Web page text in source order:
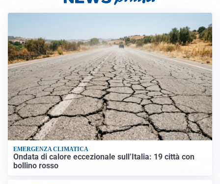
EMERGENZA CLIMATICA
Ondata di calore eccezionale sull’Italia: 19 città con
bollino rosso